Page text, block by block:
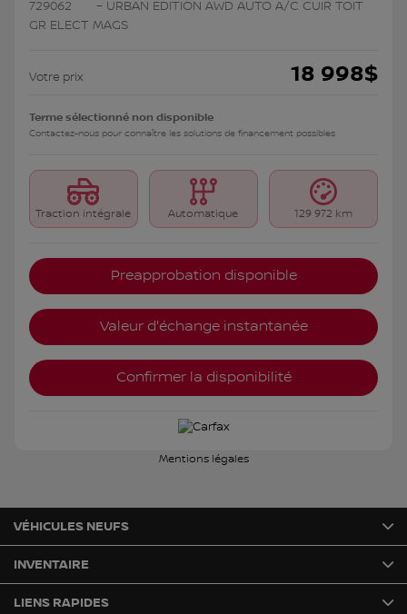
729062
– URBAN EDITION AWD AUTO A/C CUIR TOIT
GR ELECT MAGS
Votre prix 18 998$
Terme sélectionné non disponible
Contactez-nous pour connaître les solutions de financement possibles
Traction intégrale Automatique 129 972 km
Preapprobation disponible
Valeur d'échange instantanée
Confirmer la disponibilité
Mentions légales
VÉHICULES NEUFS
INVENTAIRE
LIENS RAPIDES